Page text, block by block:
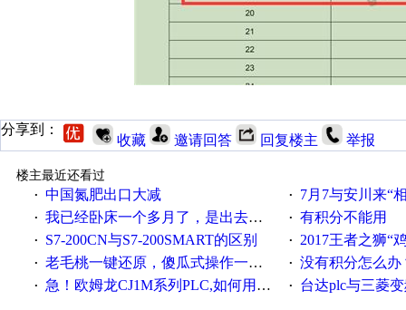
分享到：
收藏 邀请回答 回复楼主 举报
楼主最近还看过
· 中国氮肥出口大减 · 7月7与安川来“
· 我已经卧床一个多月了，是出去安装机械手在高速遭遇车祸所致:大家工作都要特别注意啊 · 有积分不能用
· S7-200CN与S7-200SMART的区别 · 2017王者之狮“鸡”情签到
· 老毛桃一键还原，傻瓜式操作一键轻松备份还原；程序为向导式安装，一键即可实现自动备份或还原系统。 · 没有积分怎么办
· 急！欧姆龙CJ1M系列PLC,如何用时间控制变频器。要求时间在组态王中可以自由输入！拜托各位大神了！ · 台达plc与三菱